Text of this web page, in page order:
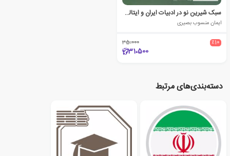
سبک شیرین نو در ادبیات ایران و ایتالیا: بررسی تطبیقی
ایمان منسوب بصیری
٪10 35،000
31،500
دسته‌بندی‌های مرتبط